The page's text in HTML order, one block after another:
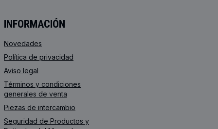
INFORMACIÓN
Novedades
Política de privacidad
Aviso legal
Términos y condiciones
generales de venta
Piezas de intercambio
Seguridad de Productos y